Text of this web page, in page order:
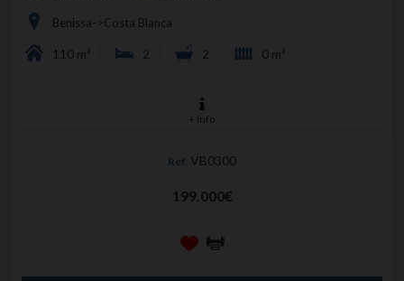
Benissa->Costa Blanca
110 m² 2 2 0 m²
+ Info
Ref. VB0300
199.000€